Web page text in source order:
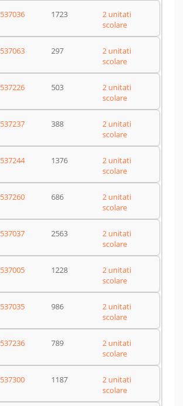
537036 1723
2 unitati
scolare
537063 297
2 unitati
scolare
537226 503
2 unitati
scolare
537237 388
2 unitati
scolare
537244 1376
2 unitati
scolare
537260 686
2 unitati
scolare
537037 2563
2 unitati
scolare
537005 1228
2 unitati
scolare
537035 986
2 unitati
scolare
537236 789
2 unitati
scolare
537300 1187
2 unitati
scolare